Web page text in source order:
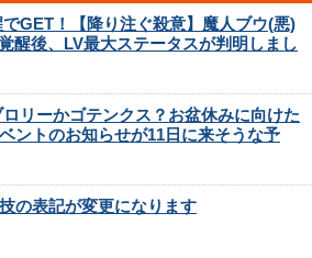
でGET！【降り注ぐ殺意】魔人ブウ(悪)
醒後、LV最大ステータスが判明しまし
リーかゴテンクス？お盆休みに向けた
ントのお知らせが11日に来そうな予
の表記が変更になります